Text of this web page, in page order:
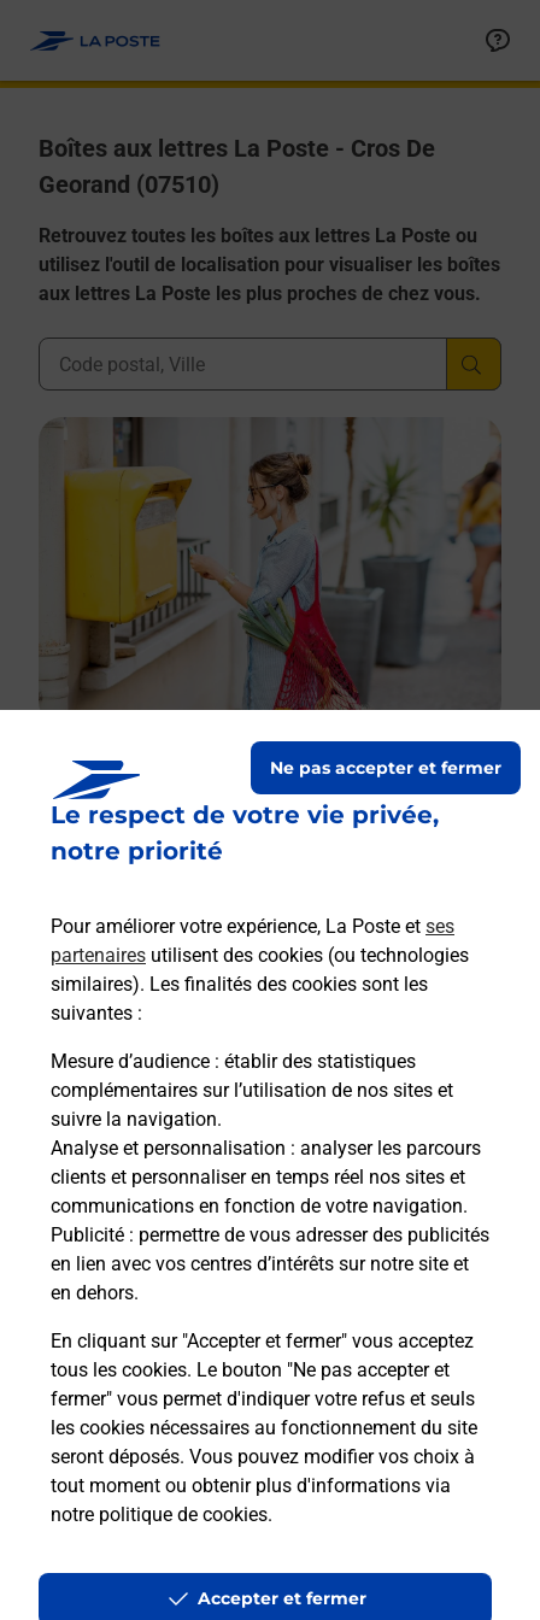
Le respect de votre vie privée,
notre priorité
Pour améliorer votre expérience, La Poste et ses
partenaires utilisent des cookies (ou technologies
similaires). Les finalités des cookies sont les
suivantes :
Mesure d’audience : établir des statistiques
complémentaires sur l’utilisation de nos sites et
suivre la navigation.
Analyse et personnalisation : analyser les parcours
clients et personnaliser en temps réel nos sites et
communications en fonction de votre navigation.
Publicité : permettre de vous adresser des publicités
en lien avec vos centres d’intérêts sur notre site et
en dehors.
En cliquant sur "Accepter et fermer" vous acceptez
tous les cookies. Le bouton "Ne pas accepter et
fermer" vous permet d'indiquer votre refus et seuls
les cookies nécessaires au fonctionnement du site
seront déposés. Vous pouvez modifier vos choix à
tout moment ou obtenir plus d'informations via
notre politique de cookies.
Ne pas accepter et fermer
Accepter et fermer
Boîtes aux lettres La Poste - Cros De
Georand (07510)
Retrouvez toutes les boîtes aux lettres La Poste ou
utilisez l'outil de localisation pour visualiser les boîtes
aux lettres La Poste les plus proches de chez vous.
Ville, Département, Code Postal
Boîte aux lettres La Poste
Le Village
07510 Cros De Georand
Le lien s'ouvre dans un nouvel onglet
Boîte aux lettres La Poste
Prochaine collecte du courrierlundià 08h00
Quartier La Palisse
07510 Cros De Georand
Le lien s'ouvre dans un nouvel onglet
Localiser Liste Boîtes aux lettres Ardèche Cros De Georand
Accessibilité : partiellement conforme